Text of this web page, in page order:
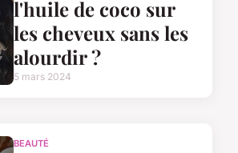
l'huile de coco sur
les cheveux sans les
alourdir ?
5 mars 2024
BEAUTÉ